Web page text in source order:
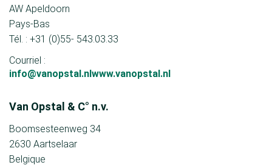
AW Apeldoorn
Pays-Bas
Tél. : +31 (0)55- 543.03.33
Courriel :
info@vanopstal.nlwww.vanopstal.nl
Van Opstal & C° n.v.
Boomsesteenweg 34
2630 Aartselaar
Belgique